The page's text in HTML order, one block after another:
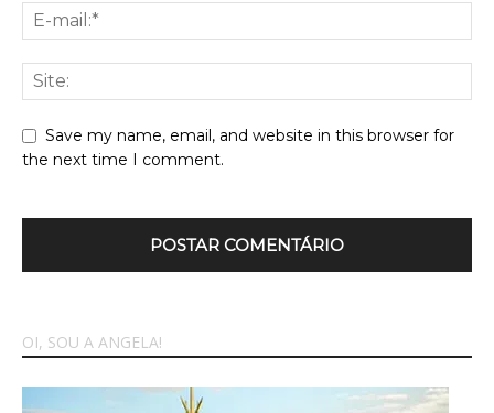
Save my name, email, and website in this browser for
the next time I comment.
OI, SOU A ANGELA!